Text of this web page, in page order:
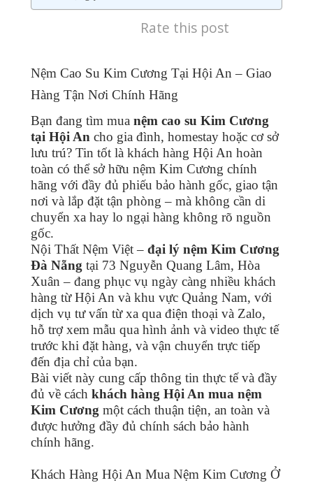
Rate this post
Nệm Cao Su Kim Cương Tại Hội An – Giao
Hàng Tận Nơi Chính Hãng
Bạn đang tìm mua nệm cao su Kim Cương
tại Hội An cho gia đình, homestay hoặc cơ sở
lưu trú? Tin tốt là khách hàng Hội An hoàn
toàn có thể sở hữu nệm Kim Cương chính
hãng với đầy đủ phiếu bảo hành gốc, giao tận
nơi và lắp đặt tận phòng – mà không cần di
chuyển xa hay lo ngại hàng không rõ nguồn
gốc.
Nội Thất Nệm Việt – đại lý nệm Kim Cương
Đà Nẵng tại 73 Nguyễn Quang Lâm, Hòa
Xuân – đang phục vụ ngày càng nhiều khách
hàng từ Hội An và khu vực Quảng Nam, với
dịch vụ tư vấn từ xa qua điện thoại và Zalo,
hỗ trợ xem mẫu qua hình ảnh và video thực tế
trước khi đặt hàng, và vận chuyển trực tiếp
đến địa chỉ của bạn.
Bài viết này cung cấp thông tin thực tế và đầy
đủ về cách khách hàng Hội An mua nệm
Kim Cương một cách thuận tiện, an toàn và
được hưởng đầy đủ chính sách bảo hành
chính hãng.
Khách Hàng Hội An Mua Nệm Kim Cương Ở